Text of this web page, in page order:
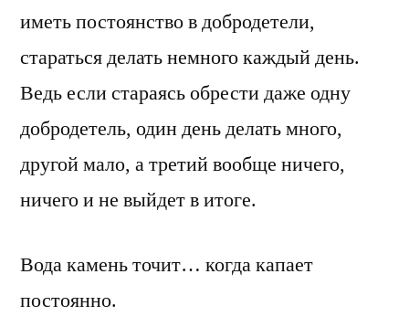
иметь постоянство в добродетели,
стараться делать немного каждый день.
Ведь если стараясь обрести даже одну
добродетель, один день делать много,
другой мало, а третий вообще ничего,
ничего и не выйдет в итоге.
Вода камень точит… когда капает
постоянно.